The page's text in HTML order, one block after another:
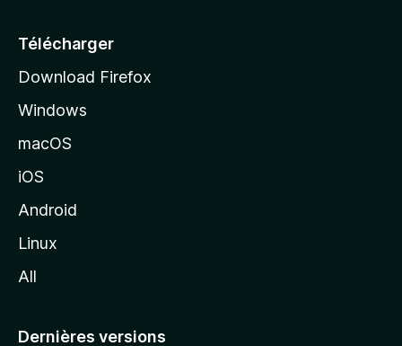
e
l
d
o
z
l
Télécharger
Download Firefox
Windows
macOS
iOS
Android
Linux
All
Dernières versions